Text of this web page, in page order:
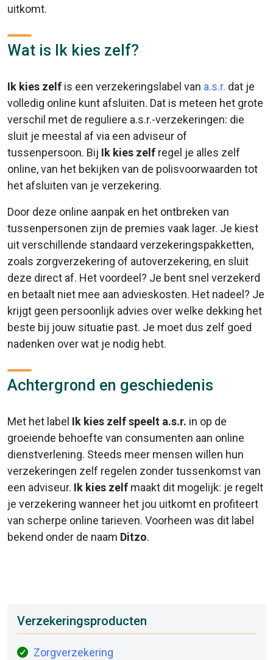
uitkomt.
Wat is Ik kies zelf?
Ik kies zelf is een verzekeringslabel van a.s.r. dat je
volledig online kunt afsluiten. Dat is meteen het grote
verschil met de reguliere a.s.r.-verzekeringen: die
sluit je meestal af via een adviseur of
tussenpersoon. Bij Ik kies zelf regel je alles zelf
online, van het bekijken van de polisvoorwaarden tot
het afsluiten van je verzekering.
Door deze online aanpak en het ontbreken van
tussenpersonen zijn de premies vaak lager. Je kiest
uit verschillende standaard verzekeringspakketten,
zoals zorgverzekering of autoverzekering, en sluit
deze direct af. Het voordeel? Je bent snel verzekerd
en betaalt niet mee aan advieskosten. Het nadeel? Je
krijgt geen persoonlijk advies over welke dekking het
beste bij jouw situatie past. Je moet dus zelf goed
nadenken over wat je nodig hebt.
Achtergrond en geschiedenis
Met het label Ik kies zelf speelt a.s.r. in op de
groeiende behoefte van consumenten aan online
dienstverlening. Steeds meer mensen willen hun
verzekeringen zelf regelen zonder tussenkomst van
een adviseur. Ik kies zelf maakt dit mogelijk: je regelt
je verzekering wanneer het jou uitkomt en profiteert
van scherpe online tarieven. Voorheen was dit label
bekend onder de naam Ditzo.
Verzekeringsproducten
Zorgverzekering